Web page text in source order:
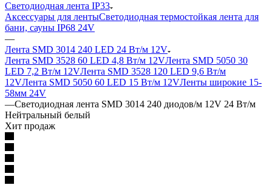
Светодиодная лента IP33
Аксессуары для лентыСветодиодная термостойкая лента для
бани, сауны IP68 24V
—
Лента SMD 3014 240 LED 24 Вт/м 12V
Лента SMD 3528 60 LED 4,8 Вт/м 12VЛента SMD 5050 30
LED 7,2 Вт/м 12VЛента SMD 3528 120 LED 9,6 Вт/м
12VЛента SMD 5050 60 LED 15 Вт/м 12VЛенты широкие 15-
58мм 24V
—Светодиодная лента SMD 3014 240 диодов/м 12V 24 Вт/м
Нейтральный белый
Хит продаж